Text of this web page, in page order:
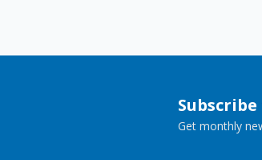
Get monthly